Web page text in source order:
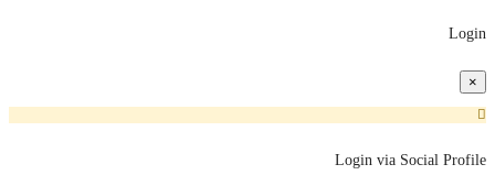
Login
×
Login via Social Profile